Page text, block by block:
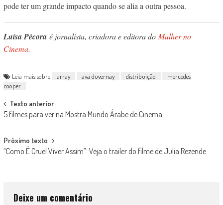
pode ter um grande impacto quando se alia a outra pessoa.
Luísa Pécoraé jornalista, criadora e editora do Mulher no
Cinema.
Leia mais sobre array ava duvernay distribuição
mercedes
cooper
Post
navigation
Texto anterior
5 filmes para ver na Mostra Mundo Árabe de Cinema
Próximo texto
“Como É Cruel Viver Assim”: Veja o trailer do filme de Julia Rezende
Deixe um comentário